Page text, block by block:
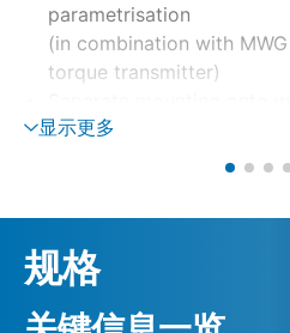
parametrisation
(in combination with
torque transmitter)
Motor control via
External 24 V DC supply
显示更多
规格